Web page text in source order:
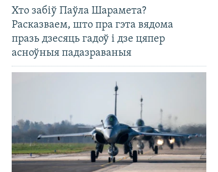
Хто забіў Паўла Шарамета?
Расказваем, што пра гэта вядома
празь дзесяць гадоў і дзе цяпер
асноўныя падазраваныя